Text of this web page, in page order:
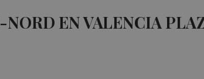
EN VALENCIA